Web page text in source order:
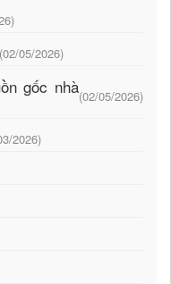
(02/05/2026)
gốc nhà(02/05/2026)
2026)